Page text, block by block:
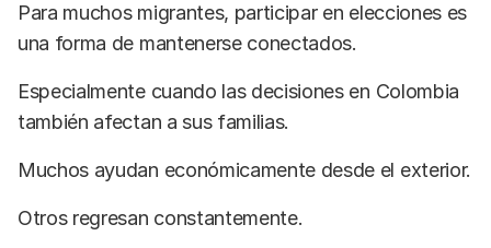
Para muchos migrantes, participar en elecciones es
una forma de mantenerse conectados.
Especialmente cuando las decisiones en Colombia
también afectan a sus familias.
Muchos ayudan económicamente desde el exterior.
Otros regresan constantemente.